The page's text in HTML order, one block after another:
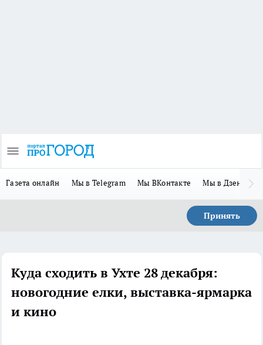
Газета онлайн Мы в Telegram Мы ВКонтакте Мы в Дзене
Принять
Куда сходить в Ухте 28 декабря:
новогодние елки, выставка-ярмарка
и кино